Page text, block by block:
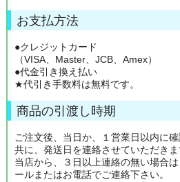
お支払方法
●クレジットカード
（VISA、Master、JCB、Amex）
●代金引き換え払い
★代引き手数料は無料です。
商品の引渡し時期
ご注文後、当日か、１営業日以内に
共に、発送日を連絡させていただきま
当店から、３日以上連絡の無い場合
ールまたはお電話でご連絡下さい。